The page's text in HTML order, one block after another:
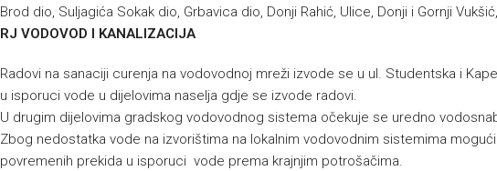
Brod dio, Suljagića Sokak dio, Grbavica dio, Donji Rahić, Ulice, Donji i Gornji
RJ VODOVOD I KANALIZACIJA
Radovi na sanaciji curenja na vodovodnoj mreži izvode se u ul. Studentska i
u isporuci vode u dijelovima naselja gdje se izvode radovi.
U drugim dijelovima gradskog vodovodnog sistema očekuje se uredno
Zbog nedostatka vode na izvorištima na lokalnim vodovodnim sistemima
povremenih prekida u isporuci vode prema krajnjim potrošačima.